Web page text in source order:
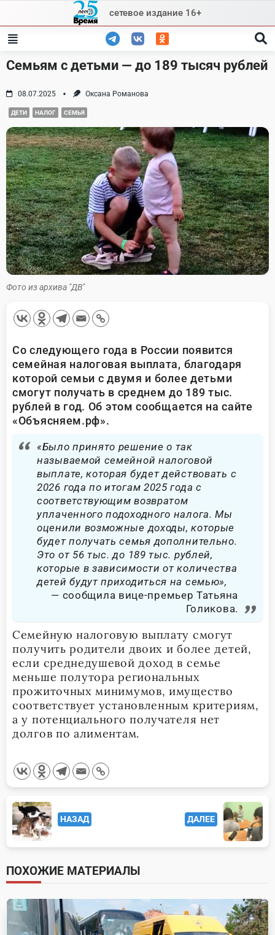
content
сетевое издание 16+
Семьям с детьми — до 189 тысяч рублей
08.07.2025 Оксана Романова
ДЕТИ НАЛОГ СЕМЬЯ
Фото из архива "ДВ"
Со следующего года в России появится
семейная налоговая выплата, благодаря
которой семьи с двумя и более детьми
смогут получать в среднем до 189 тыс.
рублей в год. Об этом сообщается на сайте
«Объясняем.рф».
«Было принято решение о так
называемой семейной налоговой
выплате, которая будет действовать с
2026 года по итогам 2025 года с
соответствующим возвратом
уплаченного подоходного налога. Мы
оценили возможные доходы, которые
будет получать семья дополнительно.
Это от 56 тыс. до 189 тыс. рублей,
которые в зависимости от количества
детей будут приходиться на семью»,
сообщила вице-премьер Татьяна
Голикова.
Семейную налоговую выплату смогут
получить родители двоих и более детей,
если среднедушевой доход в семье
меньше полутора региональных
прожиточных минимумов, имущество
соответствует установленным критериям,
а у потенциального получателя нет
долгов по алиментам.
<span
class="nav-
subtitle
screen-
reader-
text">Page</span>
НАЗАД ДАЛЕЕ
ПОХОЖИЕ МАТЕРИАЛЫ